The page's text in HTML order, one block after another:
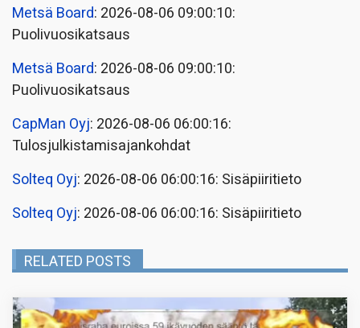
Metsä Board: 2026-08-06 09:00:10:
Puolivuosikatsaus
Metsä Board: 2026-08-06 09:00:10:
Puolivuosikatsaus
CapMan Oyj: 2026-08-06 06:00:16:
Tulosjulkistamisajankohdat
Solteq Oyj: 2026-08-06 06:00:16: Sisäpiiritieto
Solteq Oyj: 2026-08-06 06:00:16: Sisäpiiritieto
RELATED POSTS